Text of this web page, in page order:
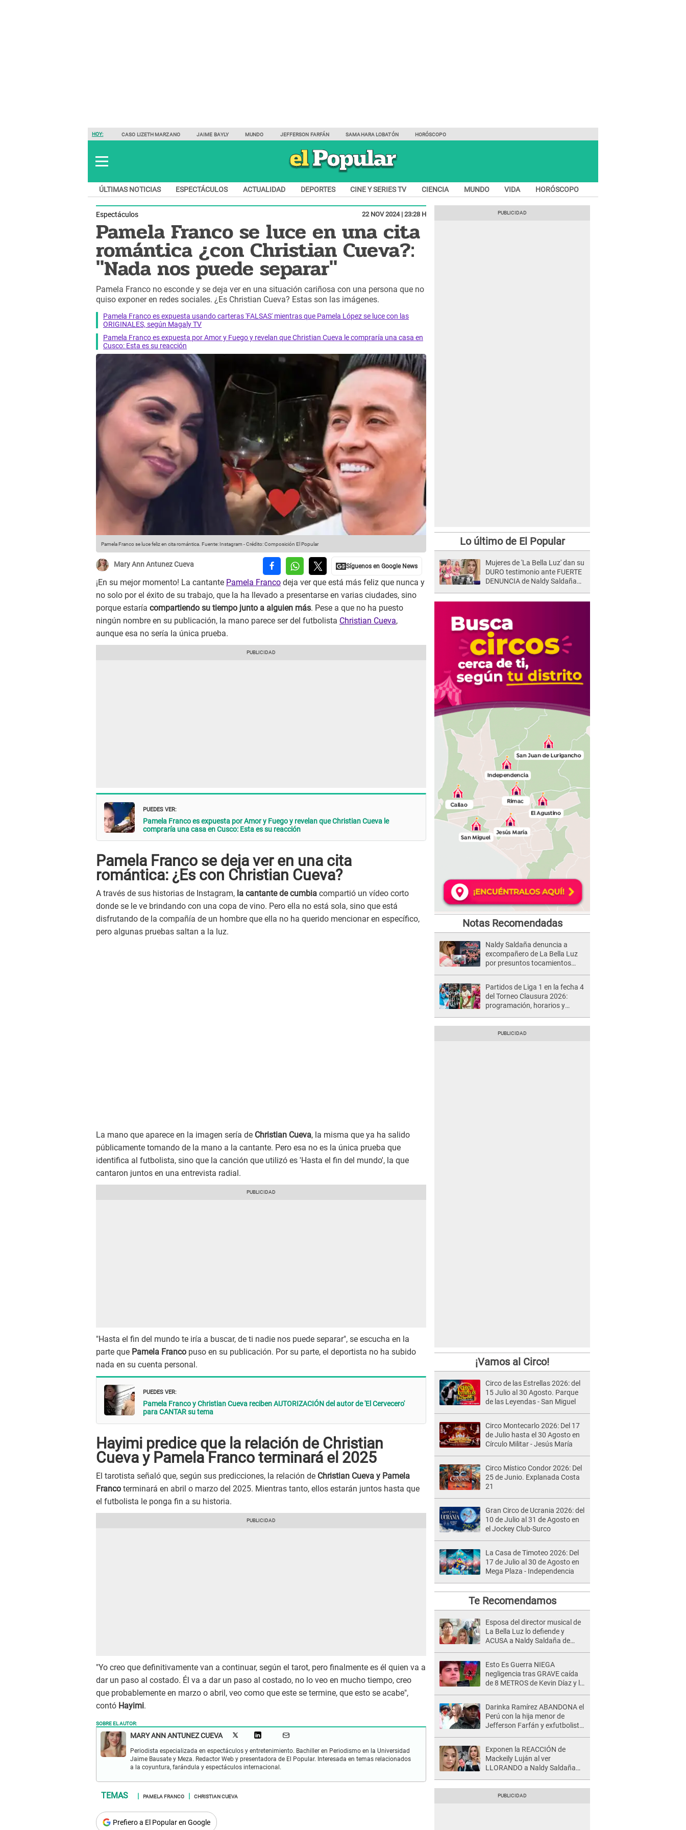
HOY: CASO LIZETH MARZANO JAIME BAYLY MUNDO JEFFERSON FARFÁN SAMAHARA LOBATÓN HORÓSCOPO
ÚLTIMAS NOTICIAS ESPECTÁCULOS ACTUALIDAD DEPORTES CINE Y SERIES TV CIENCIA MUNDO VIDA HORÓSCOPO
Espectáculos 22 NOV 2024 | 23:28 H
Pamela Franco se luce en una cita
romántica ¿con Christian Cueva?:
"Nada nos puede separar"
Pamela Franco no esconde y se deja ver en una situación cariñosa con una persona que no
quiso exponer en redes sociales. ¿Es Christian Cueva? Estas son las imágenes.
Pamela Franco es expuesta usando carteras 'FALSAS' mientras que Pamela López se luce con las
ORIGINALES, según Magaly TV
Pamela Franco es expuesta por Amor y Fuego y revelan que Christian Cueva le compraría una casa en
Cusco: Esta es su reacción
Pamela Franco se luce feliz en cita romántica. Fuente: Instagram -Crédito: Composición El Popular
Mary Ann Antunez Cueva
¡En su mejor momento! La cantante Pamela Franco deja ver que está más feliz que nunca y
no solo por el éxito de su trabajo, que la ha llevado a presentarse en varias ciudades, sino
porque estaría compartiendo su tiempo junto a alguien más. Pese a que no ha puesto
ningún nombre en su publicación, la mano parece ser del futbolista Christian Cueva,
aunque esa no sería la única prueba.
PUEDES VER:
Pamela Franco es expuesta por Amor y Fuego y revelan que Christian Cueva le
compraría una casa en Cusco: Esta es su reacción
Pamela Franco se deja ver en una cita
romántica: ¿Es con Christian Cueva?
A través de sus historias de Instagram, la cantante de cumbia compartió un vídeo corto
donde se le ve brindando con una copa de vino. Pero ella no está sola, sino que está
disfrutando de la compañía de un hombre que ella no ha querido mencionar en específico,
pero algunas pruebas saltan a la luz.
La mano que aparece en la imagen sería de Christian Cueva, la misma que ya ha salido
públicamente tomando de la mano a la cantante. Pero esa no es la única prueba que
identifica al futbolista, sino que la canción que utilizó es 'Hasta el fin del mundo', la que
cantaron juntos en una entrevista radial.
"Hasta el fin del mundo te iría a buscar, de ti nadie nos puede separar", se escucha en la
parte que Pamela Franco puso en su publicación. Por su parte, el deportista no ha subido
nada en su cuenta personal.
PUEDES VER:
Pamela Franco y Christian Cueva reciben AUTORIZACIÓN del autor de 'El Cervecero'
para CANTAR su tema
Hayimi predice que la relación de Christian
Cueva y Pamela Franco terminará el 2025
El tarotista señaló que, según sus predicciones, la relación de Christian Cueva y Pamela
Franco terminará en abril o marzo del 2025. Mientras tanto, ellos estarán juntos hasta que
el futbolista le ponga fin a su historia.
"Yo creo que definitivamente van a continuar, según el tarot, pero finalmente es él quien va a
dar un paso al costado. Él va a dar un paso al costado, no lo veo en mucho tiempo, creo
que probablemente en marzo o abril, veo como que este se termine, que esto se acabe",
contó Hayimi.
SOBRE EL AUTOR:
MARY ANN ANTUNEZ CUEVA
Periodista especializada en espectáculos y entretenimiento. Bachiller en Periodismo en la Universidad
Jaime Bausate y Meza. Redactor Web y presentadora de El Popular. Interesada en temas relacionados
a la coyuntura, farándula y espectáculos internacional.
PAMELA FRANCO CHRISTIAN CUEVA
Prefiero a El Popular en Google
Lo último de El Popular
Mujeres de 'La Bella Luz' dan su
DURO testimonio ante FUERTE
DENUNCIA de Naldy Saldaña
Notas Recomendadas
Naldy Saldaña denuncia a
excompañero de La Bella Luz
por presuntos tocamientos
Partidos de Liga 1 en la fecha 4
del Torneo Clausura 2026:
programación, horarios y
¡Vamos al Circo!
Circo de las Estrellas 2026: del
15 Julio al 30 Agosto. Parque
de las Leyendas - San Miguel
Circo Montecarlo 2026: Del 17
de Julio hasta el 30 Agosto en
Círculo Militar - Jesús María
Circo Místico Condor 2026: Del
25 de Junio. Explanada Costa
21
Gran Circo de Ucrania 2026: del
10 de Julio al 31 de Agosto en
el Jockey Club-Surco
La Casa de Timoteo 2026: Del
17 de Julio al 30 de Agosto en
Mega Plaza - Independencia
Te Recomendamos
Esposa del director musical de
La Bella Luz lo defiende y
ACUSA a Naldy Saldaña de
Esto Es Guerra NIEGA
negligencia tras GRAVE caída
de 8 METROS de Kevin Díaz y lo
Darinka Ramírez ABANDONA el
Perú con la hija menor de
Jefferson Farfán y exfutbolista
Exponen la REACCIÓN de
Mackeily Luján al ver
LLORANDO a Naldy Saldaña